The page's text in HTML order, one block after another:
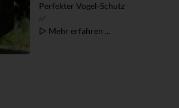
Perfekter Vogel-Schutz
▷ Mehr erfahren ...